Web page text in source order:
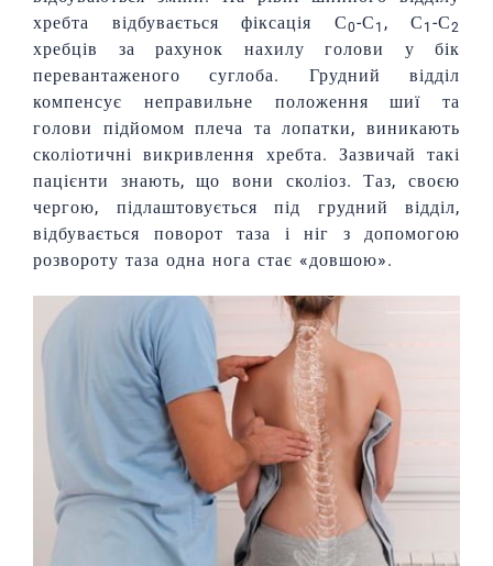
хребта відбувається фіксація С0-С 1 , С 1 -С2
хребців за рахунок нахилу голови у бік
перевантаженого суглоба. Грудний відділ
компенсує неправильне положення шиї та
голови підйомом плеча та лопатки, виникають
сколіотичні викривлення хребта. Зазвичай такі
пацієнти знають, що вони сколіоз. Таз, своєю
чергою, підлаштовується під грудний відділ,
відбувається поворот таза і ніг з допомогою
розвороту таза одна нога стає «довшою».